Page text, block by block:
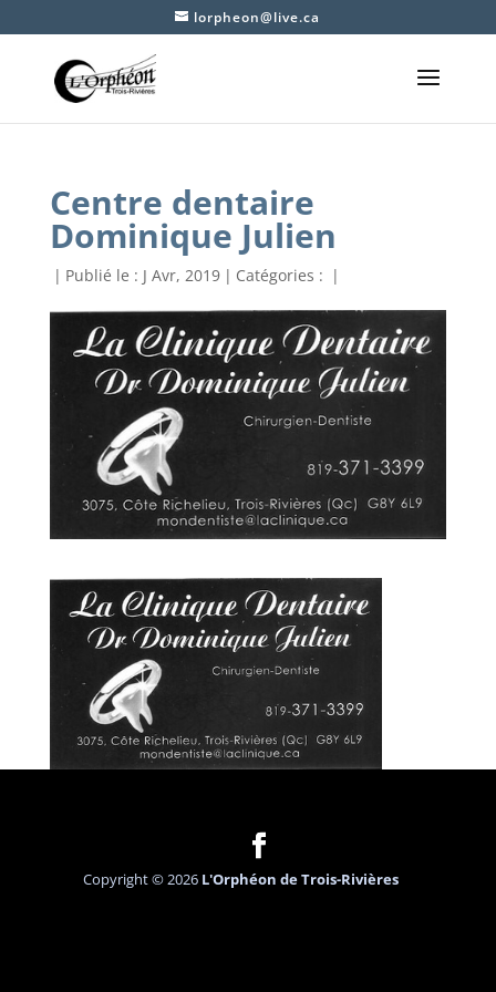
lorpheon@live.ca
Centre dentaire
Dominique Julien
| Publié le : J Avr, 2019 | Catégories : |
Copyright © 2026 L'Orphéon de Trois-Rivières